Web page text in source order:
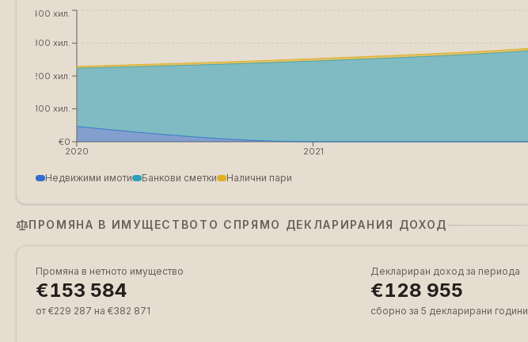
2020 2021
€0
€100 хил.
€200 хил.
€300 хил.
€400 хил.
Недвижими имоти Банкови сметки Налични пари
ПРОМЯНА В ИМУЩЕСТВОТО СПРЯМО ДЕКЛАРИРАНИЯ ДОХОД
Промяна в нетното имущество
€153 584
от €229 287 на €382 871
Деклариран доход за периода
€128 955
сборно за 5 декларирани години